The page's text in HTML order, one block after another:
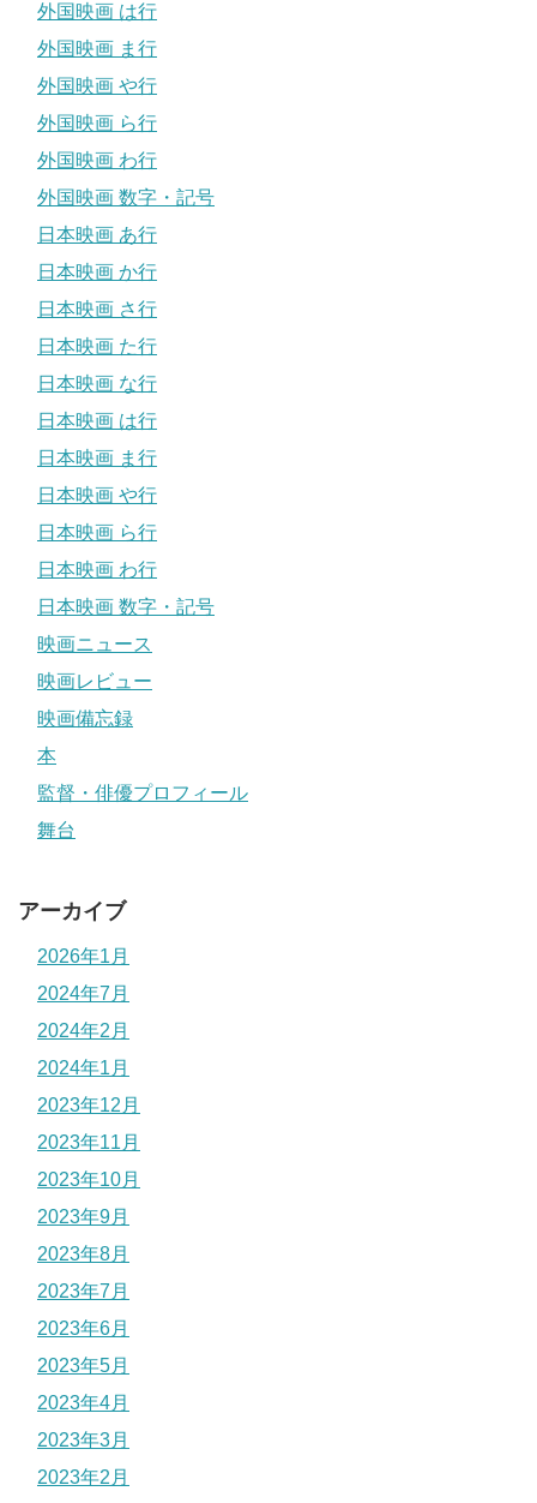
外国映画 は行
外国映画 ま行
外国映画 や行
外国映画 ら行
外国映画 わ行
外国映画 数字・記号
日本映画 あ行
日本映画 か行
日本映画 さ行
日本映画 た行
日本映画 な行
日本映画 は行
日本映画 ま行
日本映画 や行
日本映画 ら行
日本映画 わ行
日本映画 数字・記号
映画ニュース
映画レビュー
映画備忘録
本
監督・俳優プロフィール
舞台
アーカイブ
2026年1月
2024年7月
2024年2月
2024年1月
2023年12月
2023年11月
2023年10月
2023年9月
2023年8月
2023年7月
2023年6月
2023年5月
2023年4月
2023年3月
2023年2月